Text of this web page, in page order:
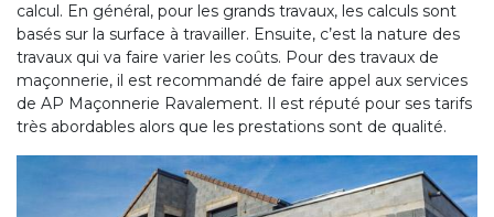
calcul. En général, pour les grands travaux, les calculs sont
basés sur la surface à travailler. Ensuite, c’est la nature des
travaux qui va faire varier les coûts. Pour des travaux de
maçonnerie, il est recommandé de faire appel aux services
de AP Maçonnerie Ravalement. Il est réputé pour ses tarifs
très abordables alors que les prestations sont de qualité.